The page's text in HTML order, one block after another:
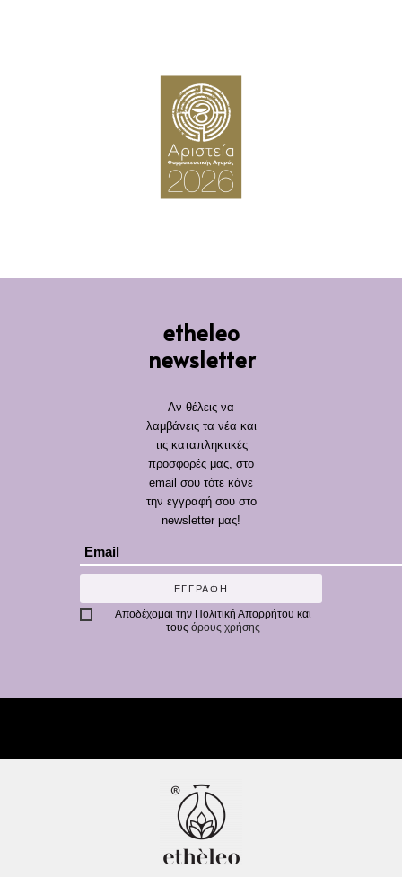
etheleo
newsletter
Αν θέλεις να
λαμβάνεις τα νέα και
τις καταπληκτικές
προσφορές μας, στο
email σου τότε κάνε
την εγγραφή σου στο
newsletter μας!
ΕΓΓΡΑΦΗ
Αποδέχομαι την Πολιτική Απορρήτου και
τουςόρους χρήσης